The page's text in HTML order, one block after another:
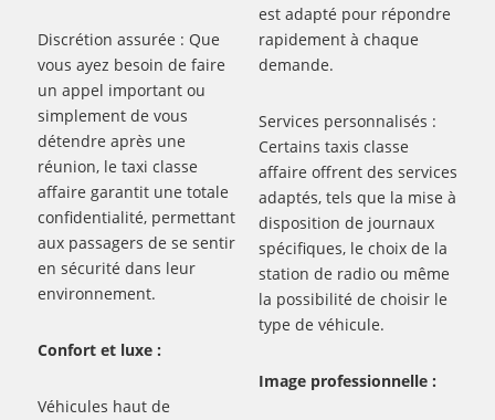
Discrétion assurée : Que
vous ayez besoin de faire
un appel important ou
simplement de vous
détendre après une
réunion, le taxi classe
affaire garantit une totale
confidentialité, permettant
aux passagers de se sentir
en sécurité dans leur
environnement.
Confort et luxe :
Véhicules haut de
est adapté pour répondre
rapidement à chaque
demande.
Services personnalisés :
Certains taxis classe
affaire offrent des services
adaptés, tels que la mise à
disposition de journaux
spécifiques, le choix de la
station de radio ou même
la possibilité de choisir le
type de véhicule.
Image professionnelle :